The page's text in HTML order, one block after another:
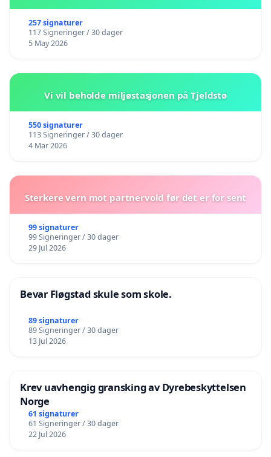
257 signaturer
117 Signeringer / 30 dager
5 May 2026
Vi vil beholde miljøstasjonen på Tjeldstø
550 signaturer
113 Signeringer / 30 dager
4 Mar 2026
Sterkere vern mot partnervold før det er for sent
99 signaturer
99 Signeringer / 30 dager
29 Jul 2026
Bevar Fløgstad skule som skole.
89 signaturer
89 Signeringer / 30 dager
13 Jul 2026
Krev uavhengig gransking av Dyrebeskyttelsen
Norge
61 signaturer
61 Signeringer / 30 dager
22 Jul 2026